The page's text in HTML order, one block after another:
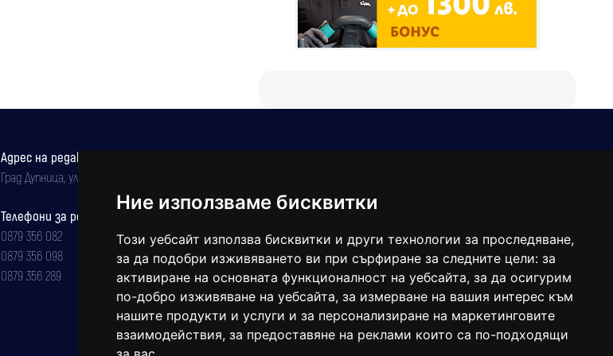
Ние използваме бисквитки
Този уебсайт използва бисквитки и други технологии за проследяване,
за да подобри изживяването ви при сърфиране за следните цели: за
активиране на основната функционалност на уебсайта, за да осигурим
по-добро изживяване на уебсайта, за измерване на вашия интерес към
нашите продукти и услуги и за персонализиране на маркетинговите
взаимодействия, за предоставяне на реклами които са по-подходящи
Адрес на редакцията
Град Дупница, ул.''Христо Ботев" 43
Телефони за реклама и абонаменти
0879 356 082
0879 356 098
0879 356 289
balgarkanews@gmail.com